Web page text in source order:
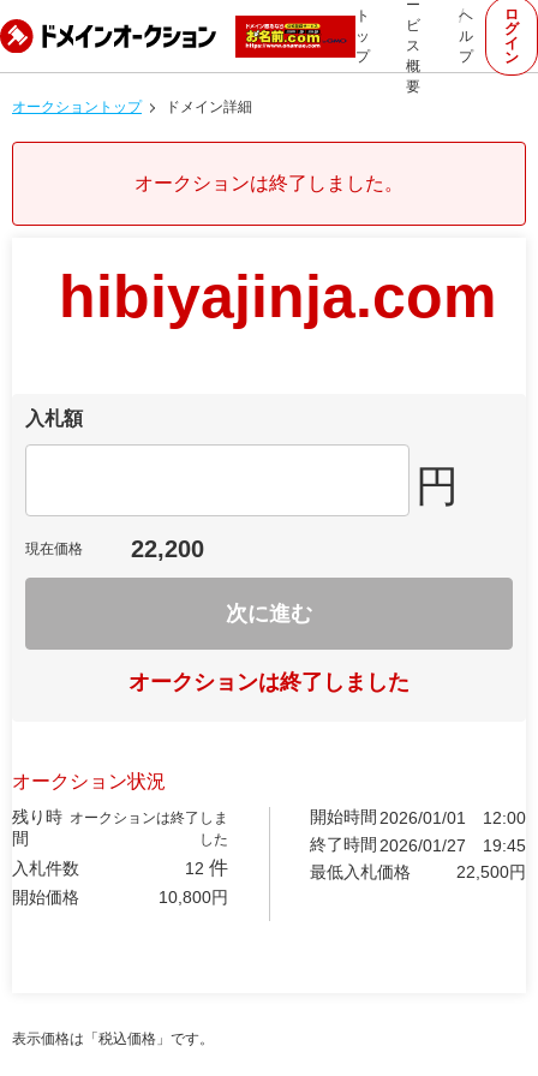
ト
ッ
プ
ー
ビ
ス
概
要
ヘ
ル
プ
ロ
グ
イ
ン
オークショントップ ドメイン詳細
オークションは終了しました。
hibiyajinja.com
入札額
円
現在価格 22,200
次に進む
オークションは終了しました
オークション状況
残り時
間
オークションは終了しま
した
入札件数 12 件
開始価格 10,800円
開始時間 2026/01/01
12:00
終了時間 2026/01/27
19:45
最低入札価格
22,500円
表示価格は「税込価格」です。